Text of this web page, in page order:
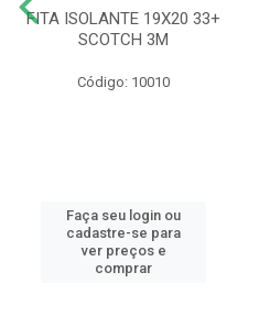
FITA ISOLANTE 19X20 33+
SCOTCH 3M
Código: 10010
Faça seu login ou
cadastre-se para
ver preços e
comprar